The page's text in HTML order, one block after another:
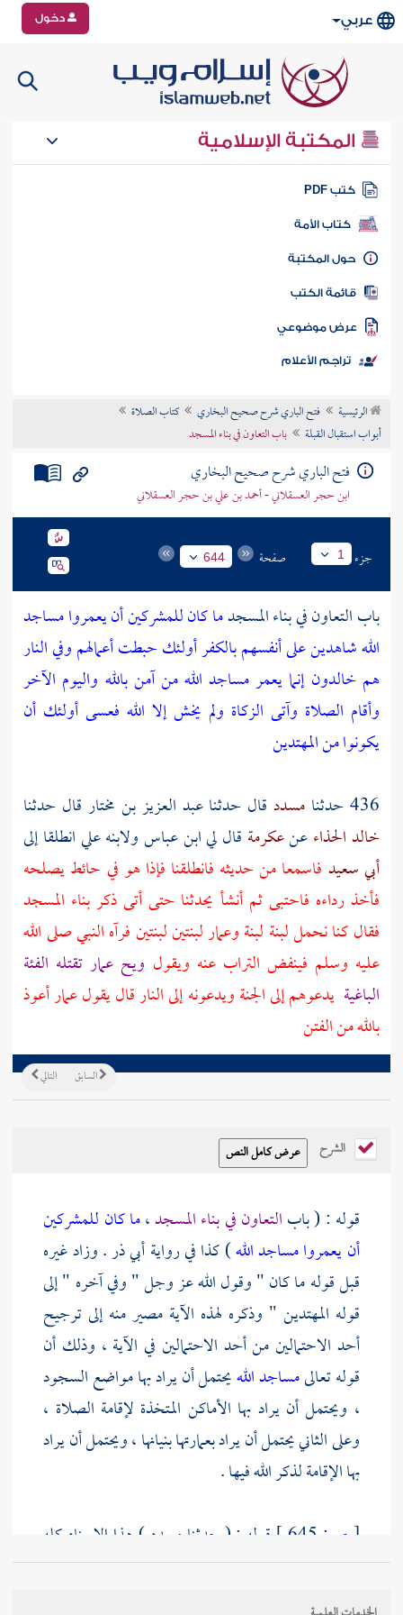
عربي دخول
المكتبة الإسلامية
كتب PDF
كتاب الأمة
المكتبة
الكتب
موضوعي
تراجم الأعلام
الرئيسية فتح الباري شرح صحيح البخاري
كتاب الصلاة
أبواب استقبال القبلة
باب التعاون في بناء المسجد
فتح الباري شرح صحيح البخاري
ابن حجر العسقلاني - أحمد بن علي بن حجر العسقلاني
جزء 1 صفحة 644
باب التعاون في بناء المسجدما كان للمشركين أن يعمروا مساجد
الله شاهدين على أنفسهم بالكفر أولئك حبطت أعمالهم وفي النار
هم خالدون إنما يعمر مساجد الله من آمن بالله واليوم الآخر
وأقام الصلاة وآتى الزكاة ولم يخش إلا الله فعسى أولئك أن
يكونوا من المهتدين
436 حدثنا
مسدد قال حدثناعبد العزيز بن مختار قال حدثنا
خالد الحذاءعنعكرمة قال ليابن عباسولابنهعليانطلقا إلى
أبي سعيد فاسمعا من حديثه فانطلقنا فإذا هو في حائط يصلحه
فأخذ رداءه فاحتبى ثم أنشأ يحدثنا حتى أتى ذكر بناء المسجد
فقال كنا نحمل لبنة لبنةوعمارلبنتين لبنتين فرآه النبي صلى الله
عليه وسلم فينفض التراب عنه ويقول ويح عمار تقتله الفئة
الباغية يدعوهم إلى الجنة ويدعونه إلى النار قال يقولعمارأعوذ
بالله من الفتن
التالي السابق
الشرح
قوله : ( بابالتعاون في بناء المسجد،ما كان للمشركين
أن يعمروا مساجد الله) كذا في روايةأبي ذر. وزاد غيره
قبل قوله ما كان " وقول الله عز وجل " وفي آخره " إلى
قوله المهتدين " وذكره لهذه الآية مصير منه إلى ترجيح
أحد الاحتمالين من أحد الاحتمالين في الآية ، وذلك أن
قوله تعالىمساجد اللهيحتمل أن يراد بها مواضع السجود
، ويحتمل أن يراد بها الأماكن المتخذة لإقامة الصلاة ،
وعلى الثاني يحتمل أن يراد بعمارتها بنيانها ، ويحتمل أن يراد
بها الإقامة لذكر الله فيها .
[ص:
قوله : ( حدثنا مسدد ) هذا الإسناد كله
بصري ; لأنابن عباسأقام علىالبصرةأميرا مدة ومعه
مولاهعكرمة